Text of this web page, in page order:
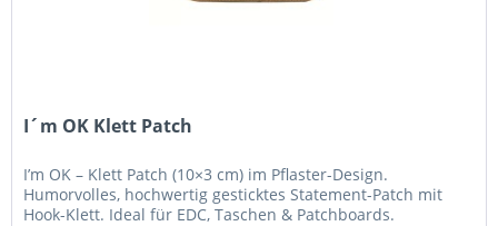
I´m OK Klett Patch
I’m OK – Klett Patch (10×3 cm) im Pflaster-Design.
Humorvolles, hochwertig gesticktes Statement-Patch mit
Hook-Klett. Ideal für EDC, Taschen & Patchboards.